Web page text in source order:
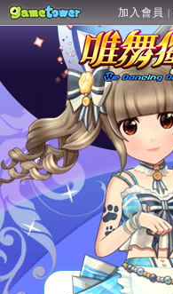
加入會員 |